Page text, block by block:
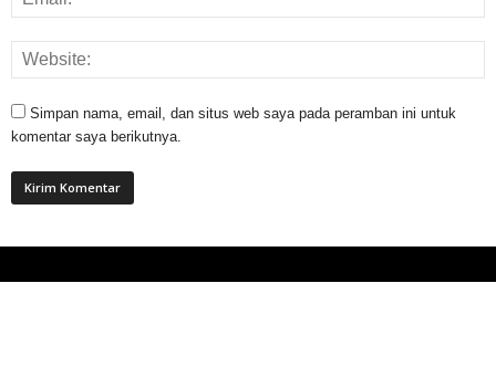
Simpan nama, email, dan situs web saya pada peramban ini untuk
komentar saya berikutnya.